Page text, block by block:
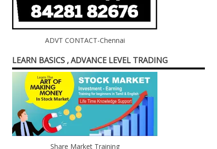
ADVT CONTACT-Chennai
LEARN BASICS , ADVANCE LEVEL TRADING
Share Market Training